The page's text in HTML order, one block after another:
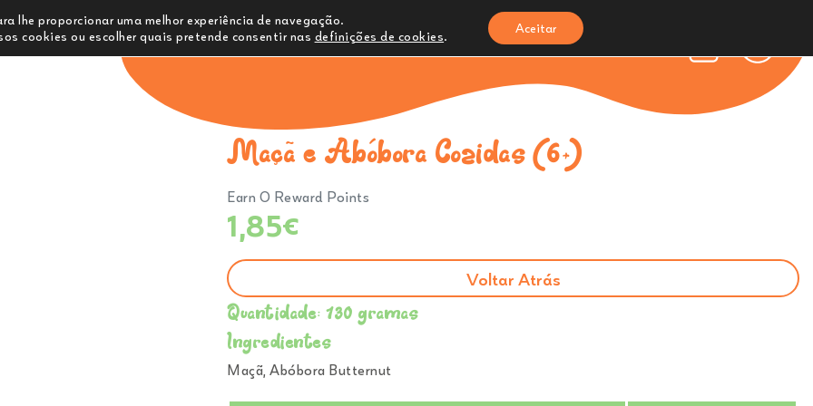
Comprar Ementa Sobre Nós Creches e Infantários Onde Estamos
Maçã e Abóbora Cozidas (6+)
Earn 0 Reward Points
1,85€
Voltar Atrás
Quantidade: 130 gramas
Ingredientes
Maçã, Abóbora Butternut
lhe proporcionar uma melhor experiência de navegação.
cookies ou escolher quais pretende consentir nas definições de cookies.
Aceitar